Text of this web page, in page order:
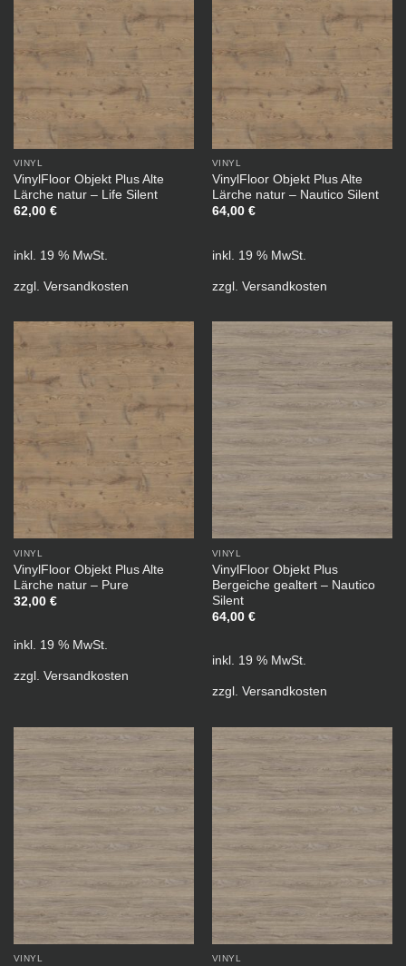
VINYL
VinylFloor Objekt Plus Alte
Lärche natur – Life Silent
62,00 €
inkl. 19 % MwSt.
zzgl. Versandkosten
VINYL
VinylFloor Objekt Plus Alte
Lärche natur – Nautico Silent
64,00 €
inkl. 19 % MwSt.
zzgl. Versandkosten
VINYL
VinylFloor Objekt Plus Alte
Lärche natur – Pure
32,00 €
inkl. 19 % MwSt.
zzgl. Versandkosten
VINYL
VinylFloor Objekt Plus
Bergeiche gealtert – Nautico
Silent
64,00 €
inkl. 19 % MwSt.
zzgl. Versandkosten
VINYL VINYL